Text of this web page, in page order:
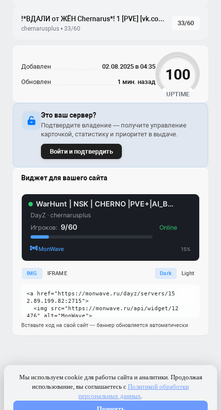
!*ВДАЛИ от ЖЁН Chernarus*! 1 [PVE] [vk.com/vdzh_pve]
chernarusplus • 33/60
33/60
Добавлен 02.08.2025 в 04:35
Обновлен 1 мин. назад 100
UPTIME
Это ваш сервер?
Подтвердите владение — получите управление
карточкой, статистику и приоритет в выдаче.
Войти и подтвердить
Виджет для вашего сайта
IMG IFRAME Dark Light
Вставьте код на свой сайт — баннер обновляется автоматически